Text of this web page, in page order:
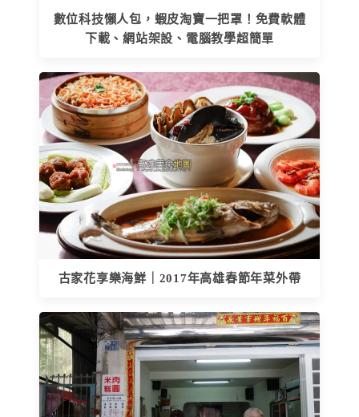
數位科技懶人包，蝦皮淘寶一把罩！免費軟體
下載、網站架設、電腦教學超簡單
古家花享樂海鮮｜2017年高雄春節年菜外帶